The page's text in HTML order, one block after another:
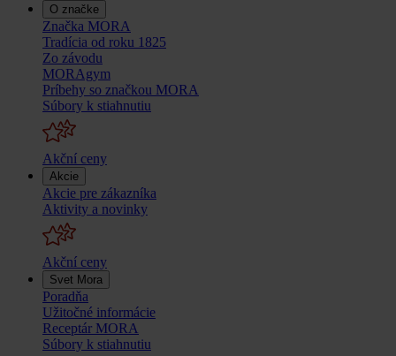
O značke
Značka MORA
Tradícia od roku 1825
Zo závodu
MORAgym
Príbehy so značkou MORA
Súbory k stiahnutiu
Akční ceny
Akcie
Akcie pre zákazníka
Aktivity a novinky
Akční ceny
Svet Mora
Poradňa
Užitočné informácie
Receptár MORA
Súbory k stiahnutiu